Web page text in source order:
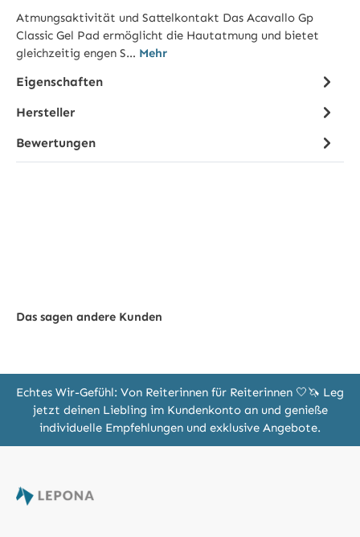
Atmungsaktivität und Sattelkontakt Das Acavallo Gp
Classic Gel Pad ermöglicht die Hautatmung und bietet
gleichzeitig engen S… Mehr
Eigenschaften
Hersteller
Bewertungen
Das sagen andere Kunden
Echtes Wir-Gefühl: Von Reiterinnen für Reiterinnen 🤍🦄 Leg
jetzt deinen Liebling im Kundenkonto an und genieße
individuelle Empfehlungen und exklusive Angebote.